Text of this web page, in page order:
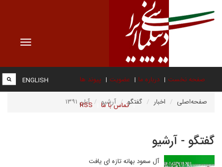
Toggle
صفحه نخست درباره ما عضویت پیوند ها
تماس با ما RSS
ENGLISH
صفحه‌اصلی اخبار گفتگو آرشیو آبان ۱۳۹۱
گفتگو - آرشیو
آل سعود بهانه تازه ای یافت